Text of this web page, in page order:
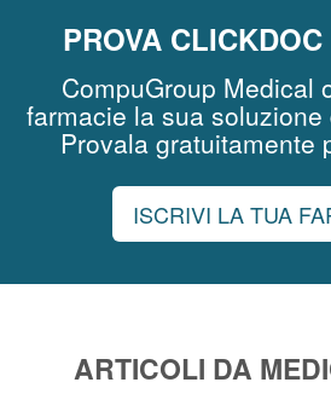
PROVA
CompuGroup Medical
farmacie la sua
Provala gratuitamente
ISCRIVI LA TUA
ARTICOLI DA